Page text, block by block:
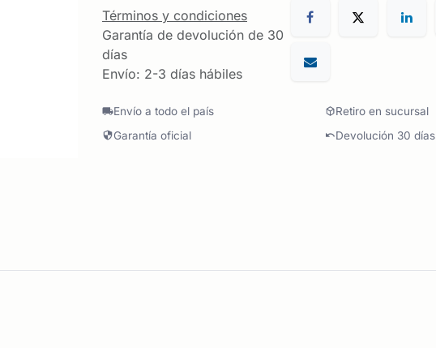
Términos y condiciones
Garantía de devolución de 30
días
Envío: 2-3 días hábiles
Envío a todo el país
Retiro en sucursal
Garantía oficial
Devolución 30 días